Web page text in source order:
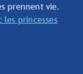
prennent vie.
les princesses